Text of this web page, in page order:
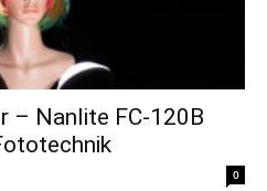
– Nanlite FC-120B
0